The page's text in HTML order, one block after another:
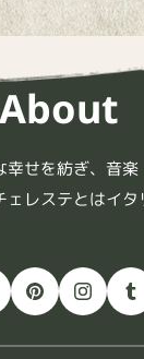
About
幸せを紡ぎ、音
ェレステとはイ